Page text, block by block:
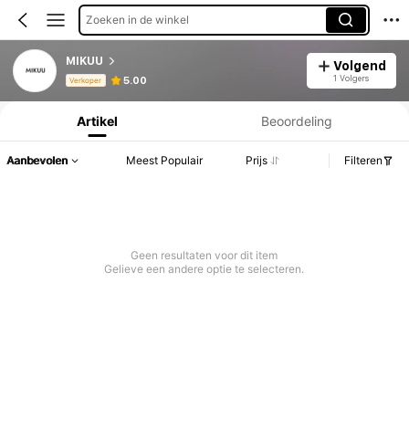
Zoeken in de winkel
MIKUU
Verkoper 5.00
Volgend
1 Volgers
Productinformatie: Prijsopenbaring, Verkoop- en Voorraadgegevens.
Artikel Beoordeling
Aanbevolen Meest Populair Prijs Filteren
Geen resultaten voor dit item
Gelieve een andere optie te selecteren.